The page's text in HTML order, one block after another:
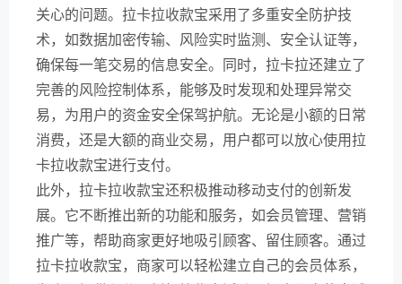
关心的问题。拉卡拉收款宝采用了多重安全防护技
术，如数据加密传输、风险实时监测、安全认证等，
确保每一笔交易的信息安全。同时，拉卡拉还建立了
完善的风险控制体系，能够及时发现和处理异常交
易，为用户的资金安全保驾护航。无论是小额的日常
消费，还是大额的商业交易，用户都可以放心使用拉
卡拉收款宝进行支付。
此外，拉卡拉收款宝还积极推动移动支付的创新发
展。它不断推出新的功能和服务，如会员管理、营销
推广等，帮助商家更好地吸引顾客、留住顾客。通过
拉卡拉收款宝，商家可以轻松建立自己的会员体系，